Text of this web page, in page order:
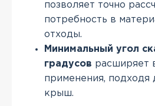
позволяет точно
потребность в
отходы.
Минимальный угол
градусов расширяет
применения, подходя
крыш.